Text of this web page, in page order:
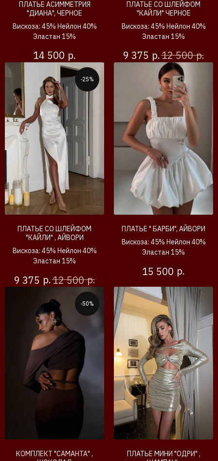
ПЛАТЬЕ АСИММЕТРИЯ
"ДИАНА", ЧЕРНОЕ
Вискоза: 45% Нейлон 40%
Эластан 15%
14 500 р.
ПЛАТЬЕ СО ШЛЕЙФОМ
"КАЙЛИ" ЧЕРНОЕ
Вискоза: 45% Нейлон 40%
Эластан 15%
9 375 р.12 500 р.
-25%
ПЛАТЬЕ СО ШЛЕЙФОМ
"КАЙЛИ" , АЙВОРИ
Вискоза: 45% Нейлон 40%
Эластан 15%
9 375 р.12 500 р.
ПЛАТЬЕ " БАРБИ", АЙВОРИ
Вискоза: 45% Нейлон 40%
Эластан 15%
15 500 р.
-50%
КОМПЛЕКТ "САМАНТА" ,
ПЛАТЬЕ МИНИ "ОДРИ" ,